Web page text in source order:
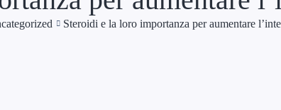
Steroidi e la loro importanza per aumentare